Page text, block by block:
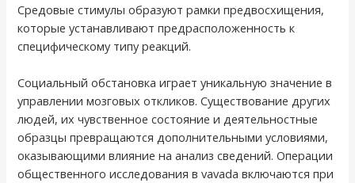
Средовые стимулы образуют рамки предвосхищения,
которые устанавливают предрасположенность к
специфическому типу реакций.
Социальный обстановка играет уникальную значение в
управлении мозговых откликов. Существование других
людей, их чувственное состояние и деятельностные
образцы превращаются дополнительными условиями,
оказывающими влияние на анализ сведений. Операции
общественного исследования в vavada включаются при